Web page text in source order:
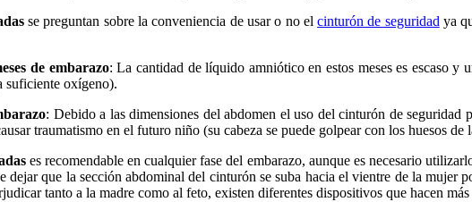
se preguntan sobre la conveniencia de usar o no elcinturón de seguridad ya
de embarazo: La cantidad de líquido amniótico en estos meses es escaso
suficiente oxígeno).
: Debido a las dimensiones del abdomen el uso del cinturón de seguridad
traumatismo en el futuro niño (su cabeza se puede golpear con los huesos de
es recomendable en cualquier fase del embarazo, aunque es necesario
dejar que la sección abdominal del cinturón se suba hacia el vientre de la mujer
tanto a la madre como al feto, existen diferentes dispositivos que hacen